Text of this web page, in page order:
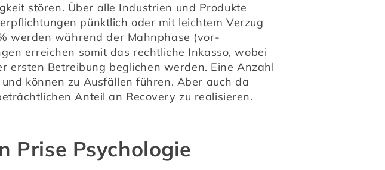
stören. Über alle Industrien und Produkte
pünktlich oder mit leichtem Verzug
werden während der Mahnphase (vor-
erreichen somit das rechtliche Inkasso, wobei
ersten Betreibung beglichen werden. Eine Anzahl
können zu Ausfällen führen. Aber auch da
Anteil an Recovery zu realisieren.
Prise Psychologie